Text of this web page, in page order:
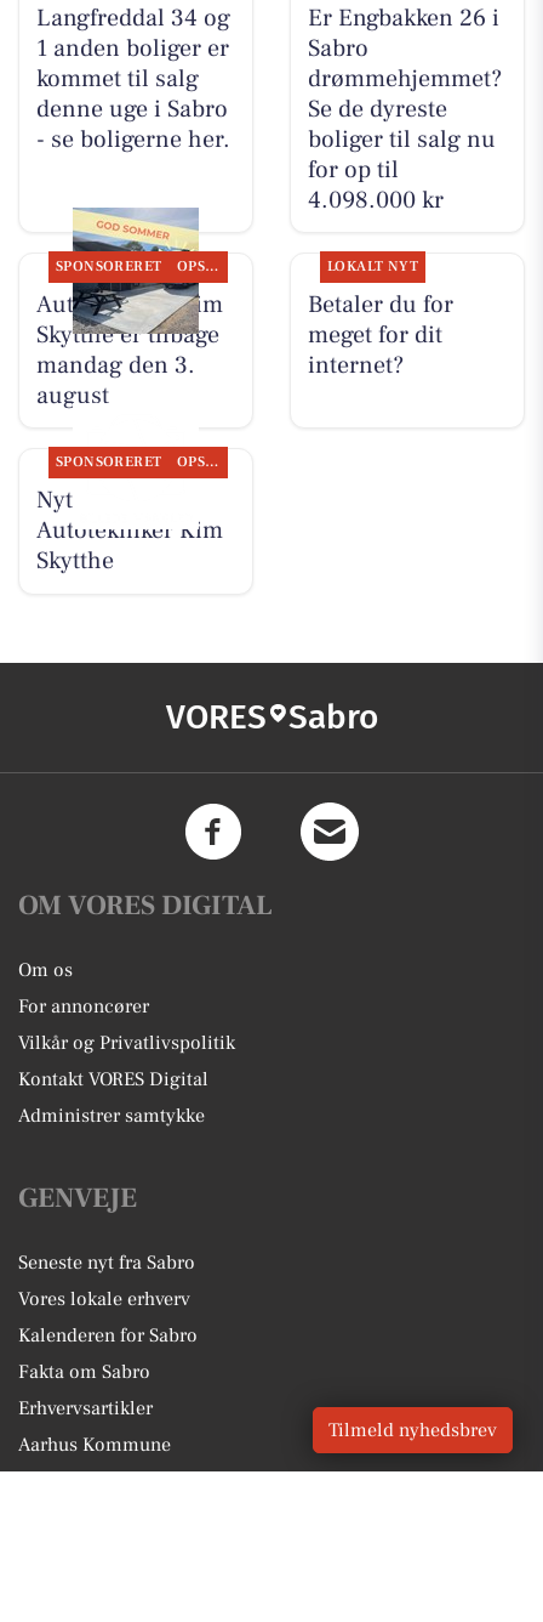
Langfreddal 34 og
1 anden boliger er
kommet til salg
denne uge i Sabro
- se boligerne her.
Er Engbakken 26 i
Sabro
drømmehjemmet?
Se de dyreste
boliger til salg nu
for op til
4.098.000 kr
SPONSORERET OPSLAGSTAVLEN
Autotekniker Kim
Skytthe er tilbage
mandag den 3.
august
LOKALT NYT
Betaler du for
meget for dit
internet?
SPONSORERET OPSLAGSTAVLEN
Nyt fra
Autotekniker Kim
Skytthe
VORES Sabro
OM VORES DIGITAL
Om os
For annoncører
Vilkår og Privatlivspolitik
Kontakt VORES Digital
Administrer samtykke
GENVEJE
Seneste nyt fra Sabro
Vores lokale erhverv
Kalenderen for Sabro
Fakta om Sabro
Erhvervsartikler
Aarhus Kommune
Tilmeld nyhedsbrev